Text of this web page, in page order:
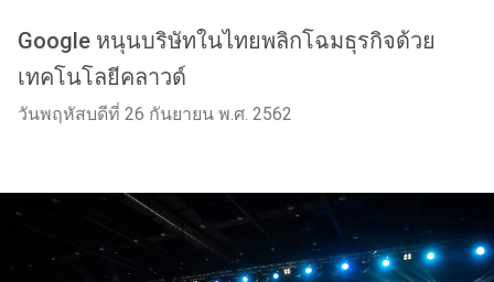
Google หนุนบริษัทในไทยพลิกโฉมธุรกิจด้วย
เทคโนโลยีคลาวด์
วันพฤหัสบดีที่ 26 กันยายน พ.ศ. 2562